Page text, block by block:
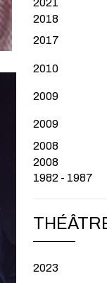
2021
2018
2017
2010
2009
2009
2008
2008
1982 - 1987
2023